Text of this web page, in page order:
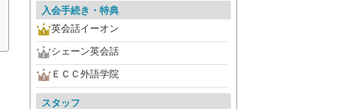
入会手続き・特典
英会話イーオン
シェーン英会話
ＥＣＣ外語学院
スタッフ